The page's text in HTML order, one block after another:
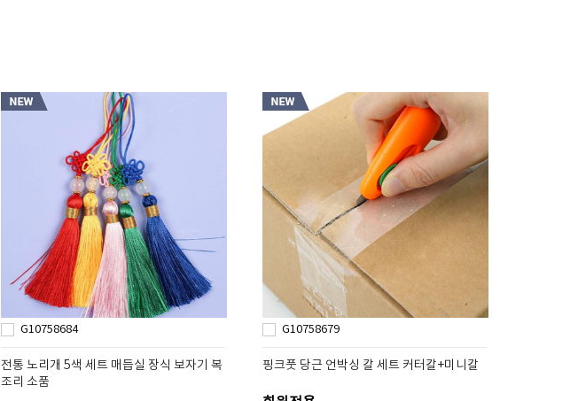
G10758684
전통 노리개 5색 세트 매듭실 장식 보자기 복
조리 소품
G10758679
핑크풋 당근 언박싱 칼 세트 커터칼+미니칼